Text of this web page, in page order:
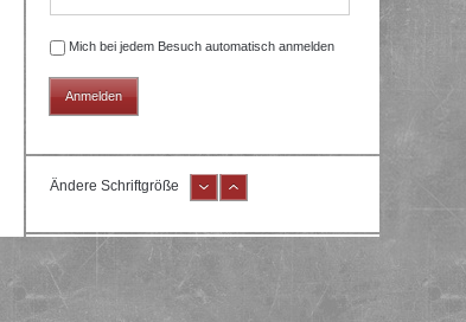
Mich bei jedem Besuch automatisch anmelden
Ändere Schriftgröße